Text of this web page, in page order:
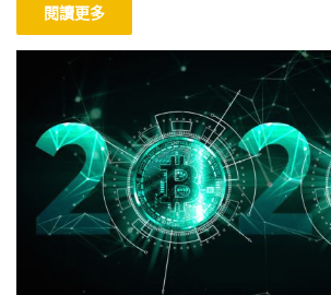
閱讀更多